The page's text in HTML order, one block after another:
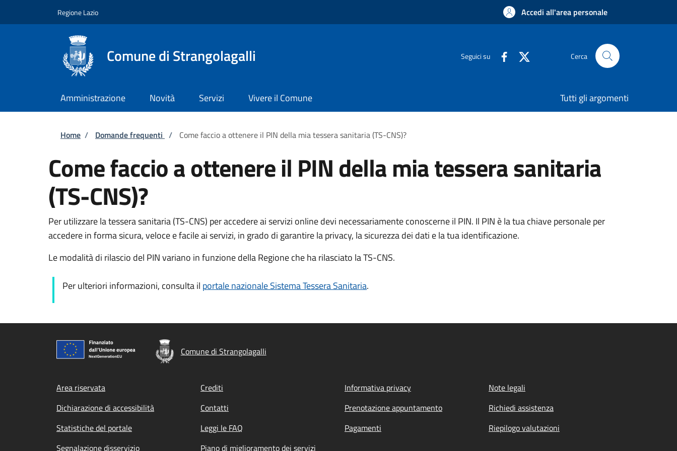
Regione Lazio Accedi all'area personale
Comune di Strangolagalli Seguici su Cerca
Amministrazione Novità Servizi Vivere il Comune Tutti gli argomenti
Briciole di pane
Home / Domande frequenti / Come faccio a ottenere il PIN della mia tessera sanitaria (TS-CNS)?
Come faccio a ottenere il PIN della mia tessera sanitaria
(TS-CNS)?
Per utilizzare la tessera sanitaria (TS-CNS) per accedere ai servizi online devi necessariamente conoscerne il PIN. Il PIN è la tua chiave personale per
accedere in forma sicura, veloce e facile ai servizi, in grado di garantire la privacy, la sicurezza dei dati e la tua identificazione.
Le modalità di rilascio del PIN variano in funzione della Regione che ha rilasciato la TS-CNS.
Per ulteriori informazioni, consulta il portale nazionale Sistema Tessera Sanitaria.
Comune di Strangolagalli
Footer menu
Area riservata Crediti Informativa privacy
Note legali
Dichiarazione di accessibilità
Contatti Prenotazione appuntamento
Richiedi assistenza
Statistiche del portale
Leggi le FAQ Pagamenti
Riepilogo valutazioni
Segnalazione disservizio
Piano di miglioramento dei servizi